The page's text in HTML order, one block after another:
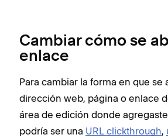
Cambiar cómo se
enlace
Para cambiar la forma en que se
dirección web, página o enlace
área de edición donde
podría ser una URL clickthrough,